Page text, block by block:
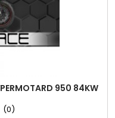
950 84KW
(0)